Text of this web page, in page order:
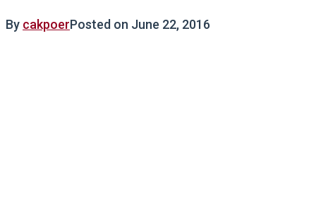
By cakpoerPosted on June 22, 2016